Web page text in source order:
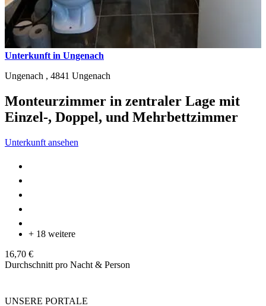
Unterkunft in Ungenach
Ungenach , 4841 Ungenach
Monteurzimmer in zentraler Lage mit
Einzel-, Doppel, und Mehrbettzimmer
Unterkunft ansehen
+ 18 weitere
16,70 €
Durchschnitt pro Nacht & Person
UNSERE PORTALE